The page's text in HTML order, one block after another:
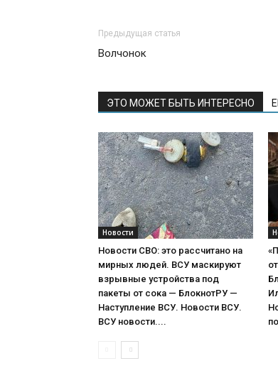
Предыдущая статья
Волчонок
ЭТО МОЖЕТ БЫТЬ ИНТЕРЕСНО
Новости
Новости СВО: это рассчитано на
мирных людей. ВСУ маскируют
взрывные устройства под
пакеты от сока — БлокнотРУ —
Наступление ВСУ. Новости ВСУ.
ВСУ новости....